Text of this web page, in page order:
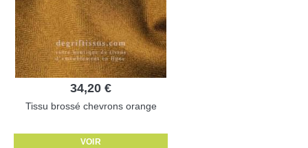
34,20 €
Tissu brossé chevrons orange
VOIR